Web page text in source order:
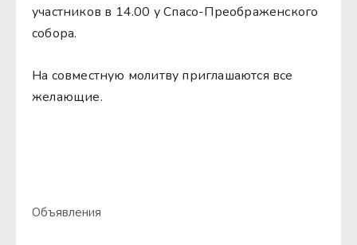
участников в 14.00 у Спасо-Преображенского
собора.
На совместную молитву приглашаются все
желающие.
Объявления